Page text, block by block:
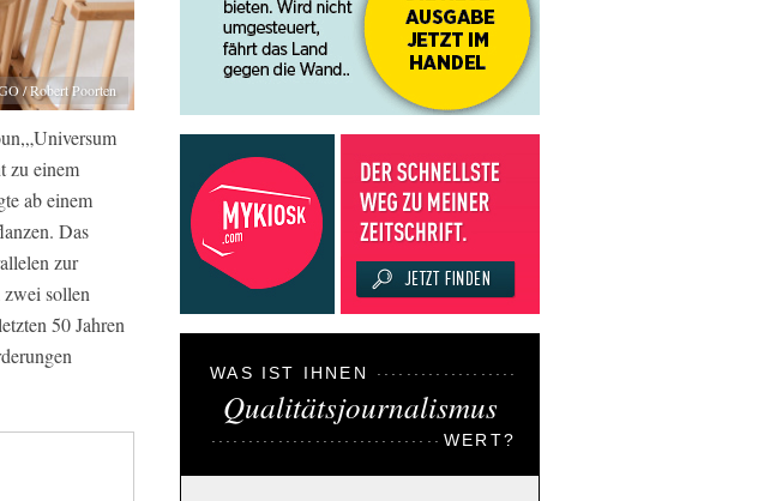
/ Robert Poorten
zu einem
ab einem
Das
zur
sollen
50 Jahren
WAS IST IHNEN
Qualitätsjournalismus
WERT?